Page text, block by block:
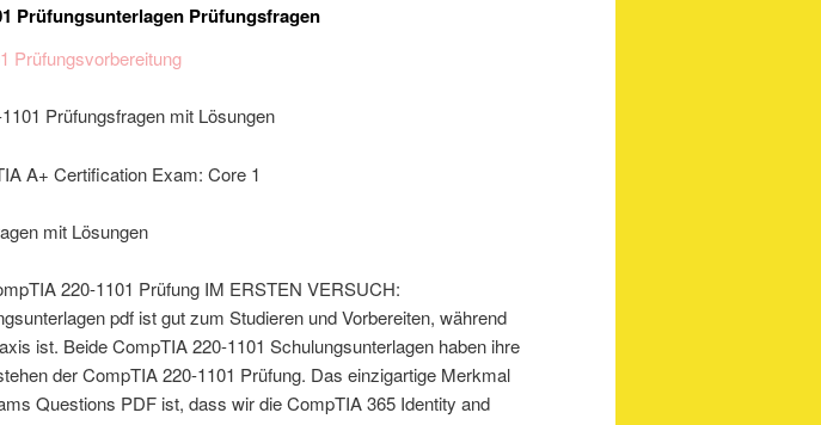
Prüfungsunterlagen Prüfungsfragen
Prüfungsvorbereitung
Prüfungsfragen mit Lösungen
A+ Certification Exam: Core 1
mit Lösungen
220-1101 Prüfung IM ERSTEN VERSUCH:
pdf ist gut zum Studieren und Vorbereiten, während
ist. Beide CompTIA 220-1101 Schulungsunterlagen haben ihre
der CompTIA 220-1101 Prüfung. Das einzigartige Merkmal
Questions PDF ist, dass wir die CompTIA 365 Identity and